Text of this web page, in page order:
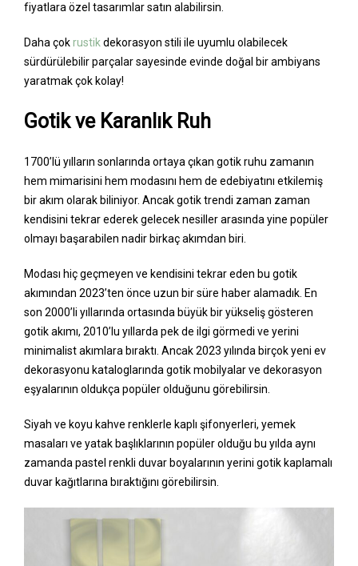
fiyatlara özel tasarımlar satın alabilirsin.
Daha çokrustik dekorasyon stili ile uyumlu olabilecek
sürdürülebilir parçalar sayesinde evinde doğal bir ambiyans
yaratmak çok kolay!
Gotik ve Karanlık Ruh
1700’lü yılların sonlarında ortaya çıkan gotik ruhu zamanın
hem mimarisini hem modasını hem de edebiyatını etkilemiş
bir akım olarak biliniyor. Ancak gotik trendi zaman zaman
kendisini tekrar ederek gelecek nesiller arasında yine popüler
olmayı başarabilen nadir birkaç akımdan biri.
Modası hiç geçmeyen ve kendisini tekrar eden bu gotik
akımından 2023’ten önce uzun bir süre haber alamadık. En
son 2000’li yıllarında ortasında büyük bir yükseliş gösteren
gotik akımı, 2010’lu yıllarda pek de ilgi görmedi ve yerini
minimalist akımlara bıraktı. Ancak 2023 yılında birçok yeni ev
dekorasyonu kataloglarında gotik mobilyalar ve dekorasyon
eşyalarının oldukça popüler olduğunu görebilirsin.
Siyah ve koyu kahve renklerle kaplı şifonyerleri, yemek
masaları ve yatak başlıklarının popüler olduğu bu yılda aynı
zamanda pastel renkli duvar boyalarının yerini gotik kaplamalı
duvar kağıtlarına bıraktığını görebilirsin.